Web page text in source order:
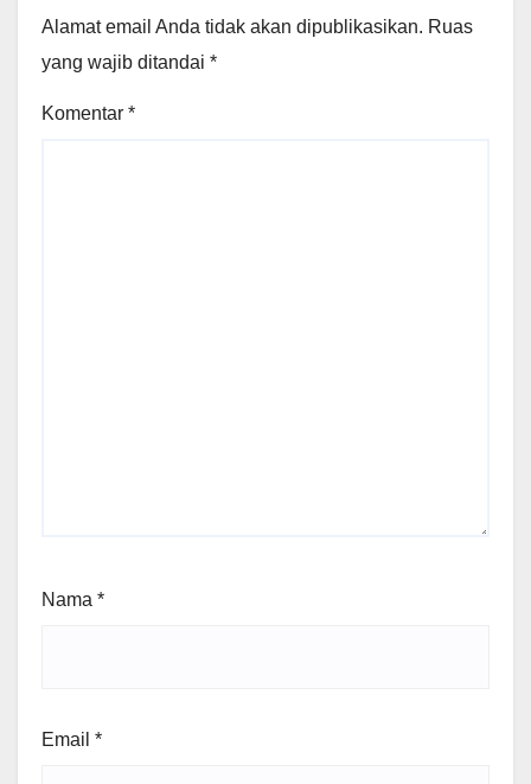
Alamat email Anda tidak akan dipublikasikan. Ruas
yang wajib ditandai *
Komentar *
Nama *
Email *